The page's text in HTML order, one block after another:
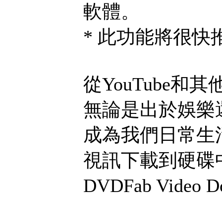
軟體。
* 此功能將很快
從YouTube和其
無論是出於娛
成為我們日常
視訊下載到硬
DVDFab Video